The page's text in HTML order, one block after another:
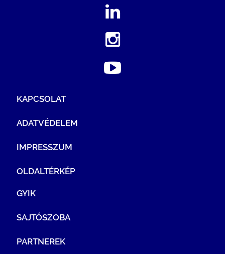
KAPCSOLAT
ADATVÉDELEM
IMPRESSZUM
OLDALTÉRKÉP
GYIK
SAJTÓSZOBA
PARTNEREK